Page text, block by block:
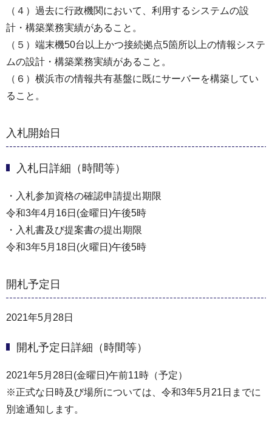
（４）過去に行政機関において、利用するシステムの設
計・構築業務実績があること。
（５）端末機50台以上かつ接続拠点5箇所以上の情報システ
ムの設計・構築業務実績があること。
（６）横浜市の情報共有基盤に既にサーバーを構築してい
ること。
入札開始日
入札日詳細（時間等）
・入札参加資格の確認申請提出期限
令和3年4月16日(金曜日)午後5時
・入札書及び提案書の提出期限
令和3年5月18日(火曜日)午後5時
開札予定日
2021年5月28日
開札予定日詳細（時間等）
2021年5月28日(金曜日)午前11時（予定）
※正式な日時及び場所については、令和3年5月21日までに
別途通知します。